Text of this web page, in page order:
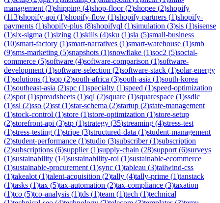
management (3)shipping (4)shop-floor(2)shopee (2)shopify
(113)shopify-api (1)shopify-flow (1)shopify-partners (1)shopify-
payments (1)shopify-plus (8)shopifyql (1)simulation (3)sis (1)sisense
(1)six-sigma (1)sizing (1)skills (4)sku (1)sla (5)small-business
(10)smart-factory (1)smart-narratives (1)smart-warehouse (1)smb
(9)sms-marketing (5)snapshots (1)snowflake (1)soc2 (5)social-
commerce (5)software (4)software-comparison (1)software-
development (1)software-selection (2)software-stack (1)solar-energy
(1)solutions (1)sop (2)south-africa (3)south-asia (1)south-korea
(1)southeast-asia (2)spc (1)specialty (1)speed (1)speed-optimization
(2)spot (1)spreadsheets (1)sql (2)square (1)squarespace (1)ssdlc
(1)ssl (2)sso (2)sst (1)star-schema (2)startup (2)state-management
(1)stock-control (1)store (1)store-optimization (1)store-setup
(2)storefront-api (3)stp (1)strategy (35)streaming (4)stress-test
(1)stress-testing (1)stripe (3)structured-data (1)student-management
(2)student-performance (1)studio (3)subscriber(1)subscription
(2)subscriptions (6)supplier(1)supply-chain (28)support (6)surveys
(1)sustainability (14)sustainability-roi (1)sustainable-ecommerce
(1)sustainable-procurement (1)sync (1)tableau (3)tailwind-css
(1)takealot (1)talent-acquisition (2)tally (4)tally-prime (1)tanstack
(1)tasks (1)tax (5)tax-automation (2)tax-compliance (3)taxation
(1)tco (5)tco-analysis (1)tds (1)team (1)tech (1)technical